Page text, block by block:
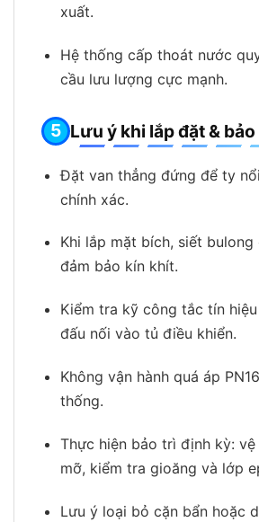
xuất.
Hệ thống cấp thoát nước
cầu lưu lượng cực mạnh.
Lưu ý khi lắp đặt &
Đặt van thẳng đứng để ty
chính xác.
Khi lắp mặt bích, siết bulong
đảm bảo kín khít.
Kiểm tra kỹ công tắc tín
đấu nối vào tủ điều khiển.
Không vận hành quá áp
thống.
Thực hiện bảo trì định kỳ:
mỡ, kiểm tra gioăng và lớp
Lưu ý loại bỏ cặn bẩn hoặc